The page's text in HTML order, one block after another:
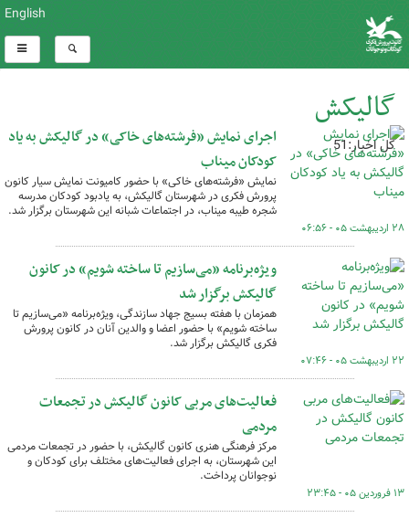
English
گالیکش
کل اخبار:51
اجرای نمایش «فرشته‌های خاکی» در گالیکش به یاد
کودکان میناب
نمایش «فرشته‌های خاکی» با حضور کامیونت نمایش سیار کانون
پرورش فکری در شهرستان گالیکش، به یادبود کودکان مدرسه
شجره طیبه میناب، در اجتماعات شبانه این شهرستان برگزار شد.
۲۸ اردیبهشت ۰۵ - ۰۶:۵۶
ویژه‌برنامه «می‌سازیم تا ساخته شویم» در کانون
گالیکش برگزار شد
همزمان با هفته بسیج جهاد سازندگی، ویژه‌برنامه «می‌سازیم تا
ساخته شویم» با حضور اعضا و والدین آنان در کانون پرورش
فکری گالیکش برگزار شد.
۲۲ اردیبهشت ۰۵ - ۰۷:۴۶
فعالیت‌های مربی کانون گالیکش در تجمعات
مردمی
مرکز فرهنگی هنری کانون گالیکش، با حضور در تجمعات مردمی
این شهرستان، به اجرای فعالیت‌های مختلف برای کودکان و
نوجوانان پرداخت.
۱۳ فروردین ۰۵ - ۲۳:۴۵